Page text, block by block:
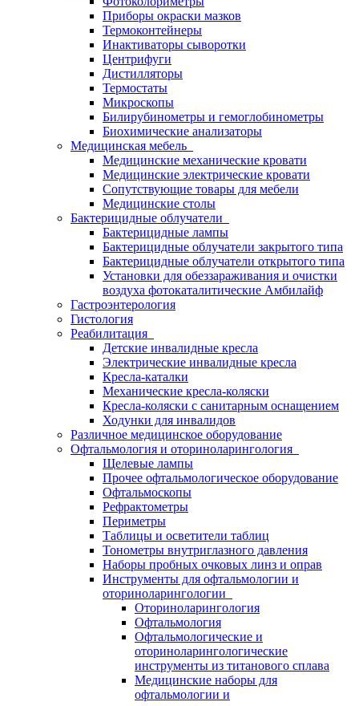
Приборы окраски мазков
Термоконтейнеры
Инактиваторы сыворотки
Центрифуги
Дистилляторы
Термостаты
Микроскопы
Билирубинометры и гемоглобинометры
Биохимические анализаторы
Медицинская мебель
Медицинские механические кровати
Медицинские электрические кровати
Сопутствующие товары для мебели
Медицинские столы
Бактерицидные облучатели
Бактерицидные лампы
Бактерицидные облучатели закрытого типа
Бактерицидные облучатели открытого типа
Установки для обеззараживания и очистки
воздуха фотокаталитические Амбилайф
Гастроэнтерология
Гистология
Реабилитация
Детские инвалидные кресла
Электрические инвалидные кресла
Кресла-каталки
Механические кресла-коляски
Кресла-коляски с санитарным оснащением
Ходунки для инвалидов
Различное медицинское оборудование
Офтальмология и оториноларингология
Щелевые лампы
Прочее офтальмологическое оборудование
Офтальмоскопы
Рефрактометры
Периметры
Таблицы и осветители таблиц
Тонометры внутриглазного давления
Наборы пробных очковых линз и оправ
Инструменты для офтальмологии и
оториноларингологии
Оториноларингология
Офтальмология
Офтальмологические и
оториноларингологические
инструменты из титанового сплава
Медицинские наборы для
офтальмологии и